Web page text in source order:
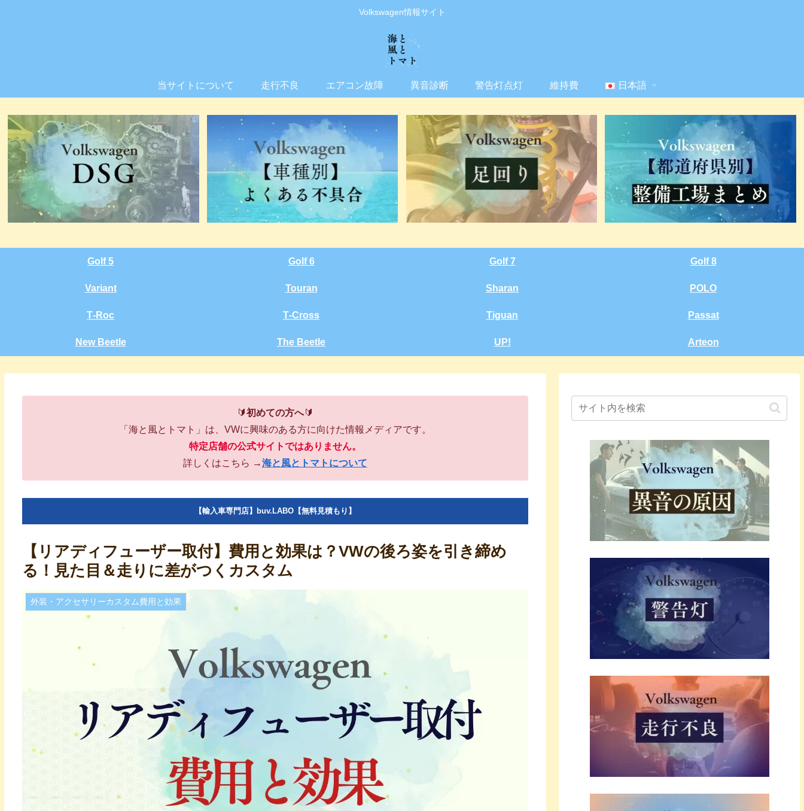
Volkswagen情報サイト
当サイトについて 走行不良 エアコン故障 異音診断 警告灯点灯 維持費 日本語
Golf 5 Golf 6 Golf 7 Golf 8
Variant Touran Sharan POLO
T‑Roc T‑Cross Tiguan Passat
New Beetle The Beetle UP! Arteon
🔰初めての方へ🔰
「海と風とトマト」は、VWに興味のある方に向けた情報メディアです。
特定店舗の公式サイトではありません。
詳しくはこちら →海と風とトマトについて
【輸入車専門店】buv.LABO【無料見積もり】
【リアディフューザー取付】費用と効果は？VWの後ろ姿を引き締め
る！見た目＆走りに差がつくカスタム
外装・アクセサリーカスタム費用と効果